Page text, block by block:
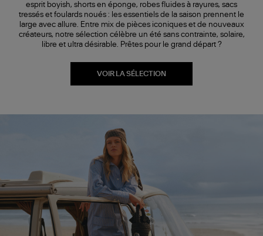
esprit boyish, shorts en éponge, robes fluides à rayures, sacs
tressés et foulards noués : les essentiels de la saison prennent le
large avec allure. Entre mix de pièces iconiques et de nouveaux
créateurs, notre sélection célèbre un été sans contrainte, solaire,
libre et ultra désirable. Prêtes pour le grand départ ?
VOIR LA SÉLECTION